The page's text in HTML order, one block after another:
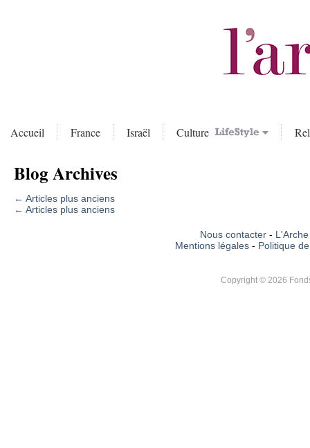
Accueil France Israël Culture
Blog Archives
← Articles plus anciens
← Articles plus anciens
Nous contacter-
Mentions légales - Politique
Copyright © 2026